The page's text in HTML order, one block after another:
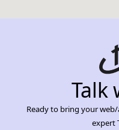
Talk
Ready to bring your
expert